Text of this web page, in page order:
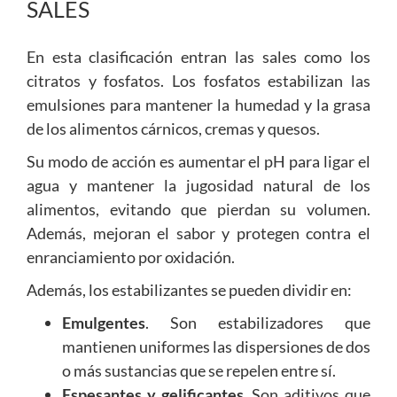
SALES
En esta clasificación entran las sales como los
citratos y fosfatos. Los fosfatos estabilizan las
emulsiones para mantener la humedad y la grasa
de los alimentos cárnicos, cremas y quesos.
Su modo de acción es aumentar el pH para ligar el
agua y mantener la jugosidad natural de los
alimentos, evitando que pierdan su volumen.
Además, mejoran el sabor y protegen contra el
enranciamiento por oxidación.
Además, los estabilizantes se pueden dividir en:
Emulgentes. Son estabilizadores que
mantienen uniformes las dispersiones de dos
o más sustancias que se repelen entre sí.